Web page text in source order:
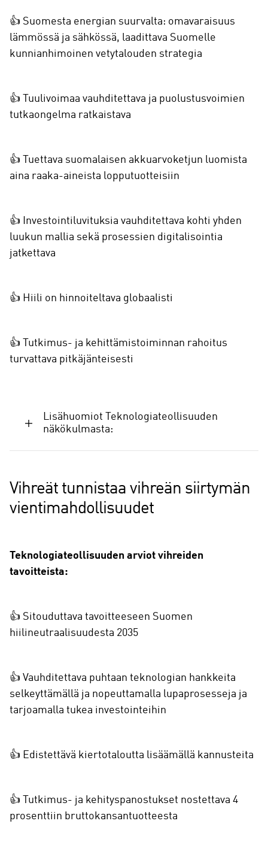
👍 Suomesta energian suurvalta: omavaraisuus
lämmössä ja sähkössä, laadittava Suomelle
kunnianhimoinen vetytalouden strategia
👍 Tuulivoimaa vauhditettava ja puolustusvoimien
tutkaongelma ratkaistava
👍 Tuettava suomalaisen akkuarvoketjun luomista
aina raaka-aineista lopputuotteisiin
👍 Investointiluvituksia vauhditettava kohti yhden
luukun mallia sekä prosessien digitalisointia
jatkettava
👍 Hiili on hinnoiteltava globaalisti
👍 Tutkimus- ja kehittämistoiminnan rahoitus
turvattava pitkäjänteisesti
Lisähuomiot Teknologiateollisuuden
näkökulmasta:
Vihreät tunnistaa vihreän siirtymän
vientimahdollisuudet
Teknologiateollisuuden arviot vihreiden
tavoitteista:
👍 Sitouduttava tavoitteeseen Suomen
hiilineutraalisuudesta 2035
👍 Vauhditettava puhtaan teknologian hankkeita
selkeyttämällä ja nopeuttamalla lupaprosesseja ja
tarjoamalla tukea investointeihin
👍 Edistettävä kiertotaloutta lisäämällä kannusteita
👍 Tutkimus- ja kehityspanostukset nostettava 4
prosenttiin bruttokansantuotteesta